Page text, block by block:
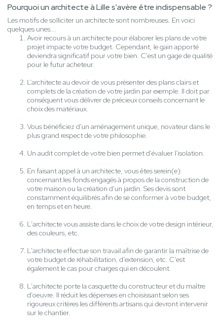
Pourquoi un architecte à Lille s'avère être indispensable ?
Les motifs de solliciter un architecte sont nombreuses. En voici
quelques unes...
Avoir recours à un architecte pour élaborer les plans de votre
projet impacte votre budget. Cependant, le gain apporté
deviendra significatif pour votre bien. C'est un gage de qualité
pour le futur acheteur.
L’architecte au devoir de vous présenter des plans clairs et
complets de la création de votre jardin par exemple. Il doit par
conséquent vous délivrer de précieux conseils concernant le
choix des matériaux.
Vous bénéficiez d'un aménagement unique, novateur dans le
plus grand respect de votre philosophie.
Un audit complet de votre bien permet d'évaluer l'isolation.
En faisant appel à un architecte, vous êtes serein(e)
concernant les fonds engagés à propos de la construction de
votre maison ou la création d'un jardin. Ses devis sont
constamment équilibrés afin de se conformer à votre budget,
en temps et en heure.
L'architecte vous assiste dans le choix de votre design intérieur,
des couleurs, etc.
L'architecte effectue son travail afin de garantir la maîtrise de
votre budget de réhabilitation, d'extension, etc. C'est
également le cas pour charges qui en découlent.
L'architecte porte la casquette du constructeur et du maître
d'oeuvre. Il réduit les dépenses en choisissant selon ses
rigoureux critères les différents artisans qui devront intervenir
sur le chantier.